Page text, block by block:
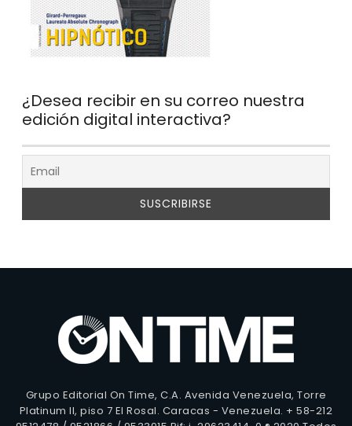
¿Desea recibir en su correo nuestra
edición digital interactiva?
Grupo Editorial On Time, C.A. Avenida Venezuela, Torre
Platinum II, piso 7 El Rosal. Caracas - Venezuela. + 58-212